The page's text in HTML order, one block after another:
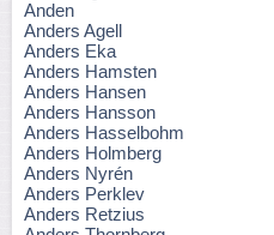
Anden
Anders Agell
Anders Eka
Anders Hamsten
Anders Hansen
Anders Hansson
Anders Hasselbohm
Anders Holmberg
Anders Nyrén
Anders Perklev
Anders Retzius